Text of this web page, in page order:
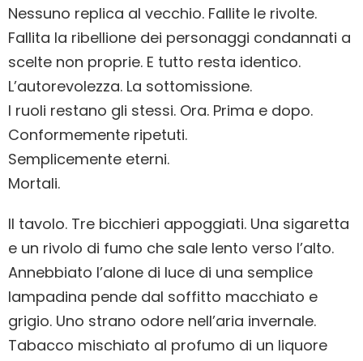
Nessuno replica al vecchio. Fallite le rivolte.
Fallita la ribellione dei personaggi condannati a
scelte non proprie. E tutto resta identico.
L’autorevolezza. La sottomissione.
I ruoli restano gli stessi. Ora. Prima e dopo.
Conformemente ripetuti.
Semplicemente eterni.
Mortali.
Il tavolo. Tre bicchieri appoggiati. Una sigaretta
e un rivolo di fumo che sale lento verso l’alto.
Annebbiato l’alone di luce di una semplice
lampadina pende dal soffitto macchiato e
grigio. Uno strano odore nell’aria invernale.
Tabacco mischiato al profumo di un liquore